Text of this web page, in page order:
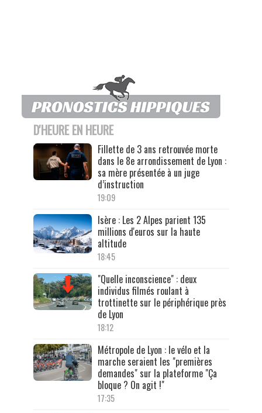
D'HEURE EN HEURE
Fillette de 3 ans retrouvée morte
dans le 8e arrondissement de Lyon :
sa mère présentée à un juge
d’instruction
19:09
Isère : Les 2 Alpes parient 135
millions d'euros sur la haute
altitude
18:45
"Quelle inconscience" : deux
individus filmés roulant à
trottinette sur le périphérique près
de Lyon
18:12
Métropole de Lyon : le vélo et la
marche seraient les "premières
demandes" sur la plateforme "Ça
bloque ? On agit !"
17:35